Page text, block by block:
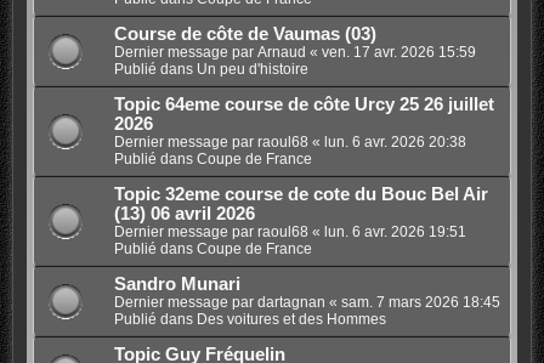
Course de côte de Vaumas (03)
Dernier message par Arnaud « ven. 17 avr. 2026 15:59
Publié dans Un peu d'histoire
Topic 64eme course de côte Urcy 25 26 juillet
2026
Dernier message par raoul68 « lun. 6 avr. 2026 20:38
Publié dans Coupe de France
Topic 32eme course de cote du Bouc Bel Air
(13) 06 avril 2026
Dernier message par raoul68 « lun. 6 avr. 2026 19:51
Publié dans Coupe de France
Sandro Munari
Dernier message par dartagnan « sam. 7 mars 2026 18:45
Publié dans Des voitures et des Hommes
Topic Guy Fréquelin